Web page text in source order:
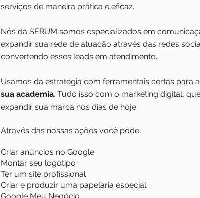
serviços de maneira prática e eficaz.
Nós da SERUM somos especializados em
expandir sua rede de atuação através das redes
convertendo esses leads em atendimento.
Usamos da estratégia com ferramentais certas para
sua academia. Tudo isso com o marketing digital,
expandir sua marca nos dias de hoje.
Através das nossas ações você pode:
Criar anúncios no Google
Montar seu logotipo
Ter um site profissional
Criar e produzir uma papelaria especial